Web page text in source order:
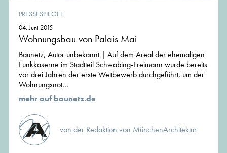
PRESSESPIEGEL
04. Juni 2015
Wohnungsbau von Palais Mai
Baunetz, Autor unbekannt | Auf dem Areal der ehemaligen
Funkkaserne im Stadtteil Schwabing-Freimann wurde bereits
vor drei Jahren der erste Wettbewerb durchgeführt, um der
Wohnungsnot...
mehr auf baunetz.de
von der Redaktion von MünchenArchitektur